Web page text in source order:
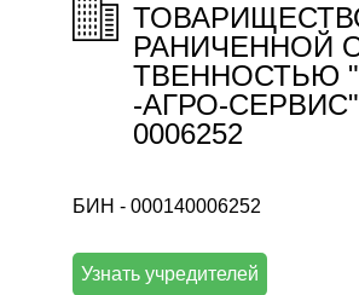
РАНИЧЕННОЙ
ТВЕННОСТЬЮ
-АГРО-
0006252
БИН - 000140006252
Узнать учредителей